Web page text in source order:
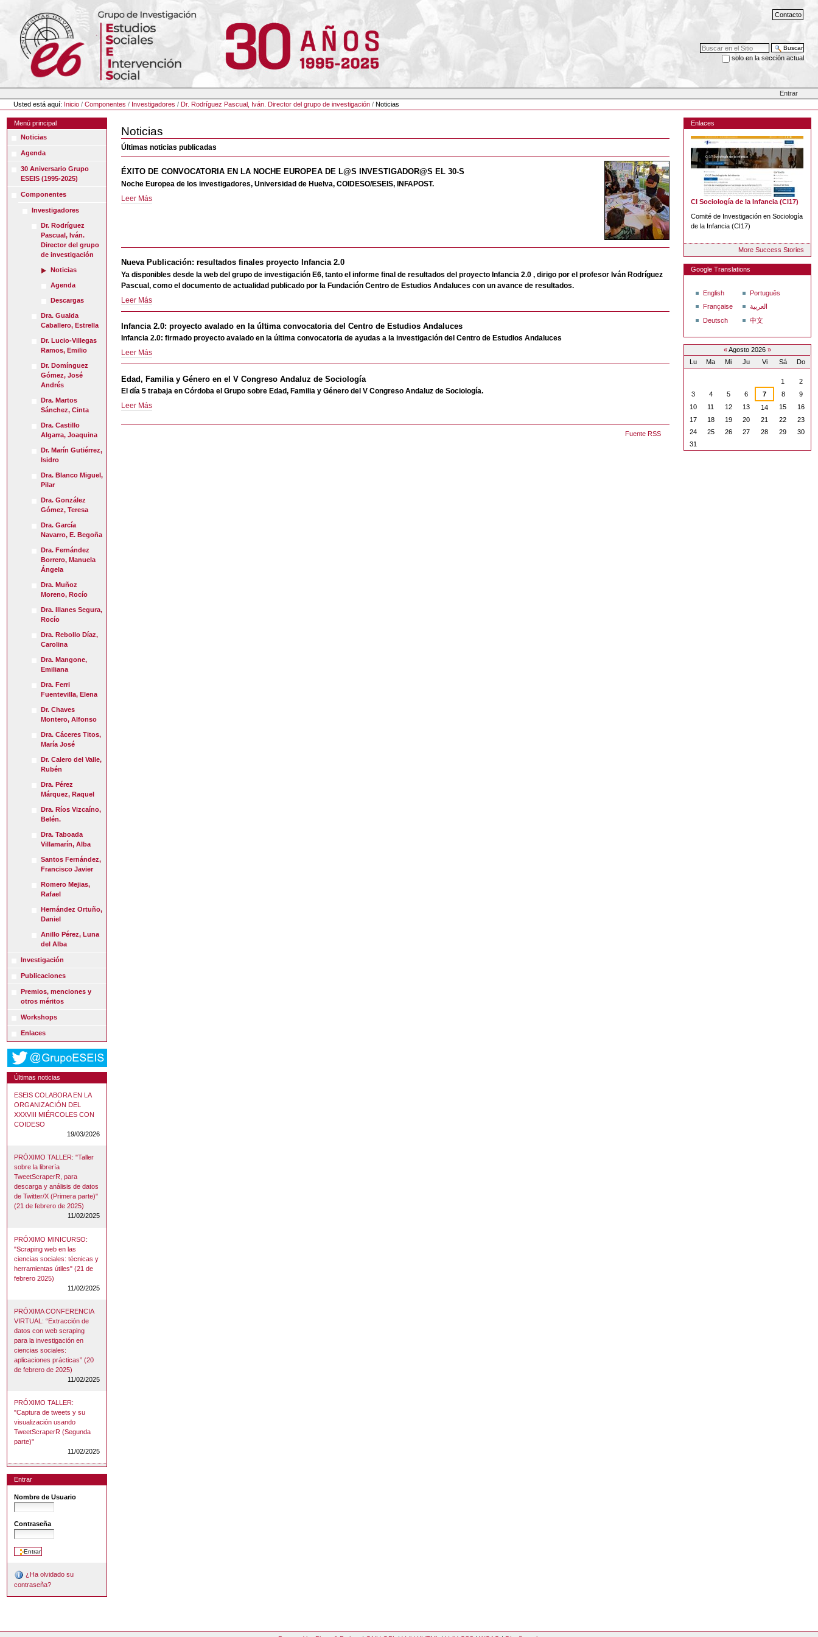
contenido.
navegación
Contacto
Buscar
solo en la sección actual
Herramientas
Personales
Entrar
Usted está aquí: Inicio /Componentes / Investigadores /Dr. Rodríguez Pascual, Iván. Director del grupo de investigación /Noticias
Menú principal
Noticias
Agenda
30 Aniversario Grupo
ESEIS (1995-2025)
Componentes
Investigadores
Dr. Rodríguez
Pascual, Iván.
Director del grupo
de investigación
Noticias
Agenda
Descargas
Dra. Gualda
Caballero, Estrella
Dr. Lucio-Villegas
Ramos, Emilio
Dr. Domínguez
Gómez, José
Andrés
Dra. Martos
Sánchez, Cinta
Dra. Castillo
Algarra, Joaquina
Dr. Marín Gutiérrez,
Isidro
Dra. Blanco Miguel,
Pilar
Dra. González
Gómez, Teresa
Dra. García
Navarro, E. Begoña
Dra. Fernández
Borrero, Manuela
Ángela
Dra. Muñoz
Moreno, Rocío
Dra. Illanes Segura,
Rocío
Dra. Rebollo Díaz,
Carolina
Dra. Mangone,
Emiliana
Dra. Ferri
Fuentevilla, Elena
Dr. Chaves
Montero, Alfonso
Dra. Cáceres Titos,
María José
Dr. Calero del Valle,
Rubén
Dra. Pérez
Márquez, Raquel
Dra. Ríos Vizcaíno,
Belén.
Dra. Taboada
Villamarín, Alba
Santos Fernández,
Francisco Javier
Romero Mejias,
Rafael
Hernández Ortuño,
Daniel
Anillo Pérez, Luna
del Alba
Investigación
Publicaciones
Premios, menciones y
otros méritos
Workshops
Enlaces
Últimas noticias
ESEIS COLABORA EN LA
ORGANIZACIÓN DEL
XXXVIII MIÉRCOLES CON
COIDESO
19/03/2026
PRÓXIMO TALLER: "Taller
sobre la librería
TweetScraperR, para
descarga y análisis de datos
de Twitter/X (Primera parte)"
(21 de febrero de 2025)
11/02/2025
PRÓXIMO MINICURSO:
"Scraping web en las
ciencias sociales: técnicas y
herramientas útiles" (21 de
febrero 2025)
11/02/2025
PRÓXIMA CONFERENCIA
VIRTUAL: “Extracción de
datos con web scraping
para la investigación en
ciencias sociales:
aplicaciones prácticas” (20
de febrero de 2025)
11/02/2025
PRÓXIMO TALLER:
"Captura de tweets y su
visualización usando
TweetScraperR (Segunda
parte)"
11/02/2025
Entrar
Nombre de Usuario
Contraseña
¿Ha olvidado su
contraseña?
Noticias
Últimas noticias publicadas
ÉXITO DE CONVOCATORIA EN LA NOCHE EUROPEA DE L@S INVESTIGADOR@S EL 30-S
Noche Europea de los investigadores, Universidad de Huelva, COIDESO/ESEIS, INFAPOST.
ÉXITO
EUROPEA
DE
L@S
INVESTIGADOR@S
EL
S
-
Leer Más
Nueva Publicación: resultados finales proyecto Infancia 2.0
Ya disponibles desde la web del grupo de investigación E6, tanto el informe final de resultados del proyecto Infancia 2.0 , dirigo por el profesor Iván Rodríguez
Pascual, como el documento de actualidad publicado por la Fundación Centro de Estudios Andaluces con un avance de resultados.
Nueva
Publicación:
resultados
proyecto
Infancia
2.0
-
Leer Más
Infancia 2.0: proyecto avalado en la última convocatoria del Centro de Estudios Andaluces
Infancia 2.0: firmado proyecto avalado en la última convocatoria de ayudas a la investigación del Centro de Estudios Andaluces
Infancia
2.0:
proyecto
avalado
en
la
Leer Más
Edad, Familia y Género en el V Congreso Andaluz de Sociología
El día 5 trabaja en Córdoba el Grupo sobre Edad, Familia y Género del V Congreso Andaluz de Sociología.
Edad,
y
Leer Más
Fuente RSS
Enlaces
CI Sociología de la Infancia (CI17)
Comité de Investigación en Sociología
de la Infancia (CI17)
More Success Stories
Google Translations
English
Française
Deutsch
Português
العربية
中文
«Agosto 2026 »
Lu Ma Mi Ju Vi Sá Do
1
2
3
4 5 6 7 8
9
10
11 12 13 14 15
16
17
18 19 20 21 22
23
24
25 26 27 28 29
30
31